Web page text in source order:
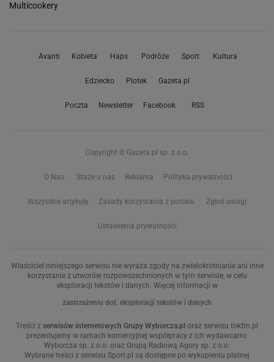
Multicookery
Avanti Kobieta Haps Podróże Sport Kultura
Edziecko Plotek Gazeta.pl
Poczta Newsletter Facebook RSS
Copyright © Gazeta.pl sp. z o.o.
O Nas Staże u nas Reklama Polityka prywatności
Wszystkie artykuły Zasady korzystania z portalu Zgłoś uwagi
Ustawienia prywatności
Właściciel niniejszego serwisu nie wyraża zgody na zwielokrotnianie ani inne
korzystanie z utworów rozpowszechnionych w tym serwisie, w celu
eksploracji tekstów i danych. Więcej informacji w
zastrzeżeniu dot. eksploracji tekstów i danych
Treści z serwisów internetowych Grupy Wyborcza.pl oraz serwisu tokfm.pl
prezentujemy w ramach komercyjnej współpracy z ich wydawcami:
Wyborcza sp. z o.o. oraz Grupą Radiową Agory sp. z o.o.
Wybrane treści z serwisu Sport.pl są dostępne po wykupieniu płatnej